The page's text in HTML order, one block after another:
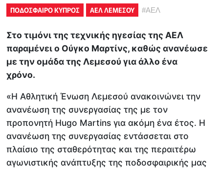
ΠΟΔΟΣΦΑΙΡΟ ΚΥΠΡΟΣ ΑΕΛ ΛΕΜΕΣΟΥ #ΑΕΛ
Στο τιμόνι της τεχνικής ηγεσίας της ΑΕΛ
παραμένει ο Ούγκο Μαρτίνς, καθώς ανανέωσε
με την ομάδα της Λεμεσού για άλλο ένα
χρόνο.
«Η Αθλητική Ένωση Λεμεσού ανακοινώνει την
ανανέωση της συνεργασίας της με τον
προπονητή Hugo Martins για ακόμη ένα έτος. Η
ανανέωση της συνεργασίας εντάσσεται στο
πλαίσιο της σταθερότητας και της περαιτέρω
αγωνιστικής ανάπτυξης της ποδοσφαιρικής μας